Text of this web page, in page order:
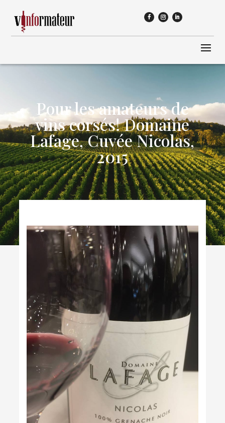
Pour les amateurs de
vins corsés! Domaine
Lafage, Cuvée Nicolas,
2015